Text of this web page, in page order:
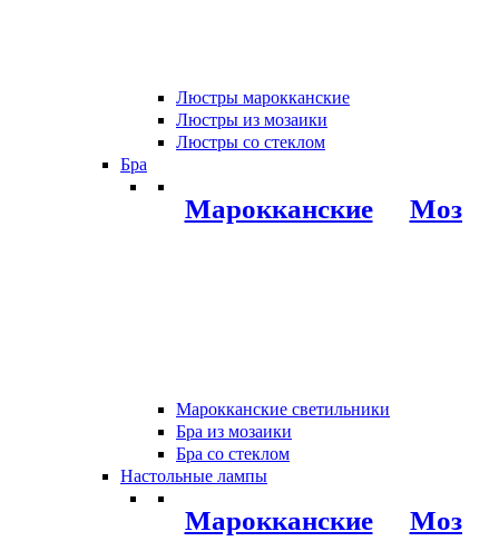
Люстры марокканские
Люстры из мозаики
Люстры со стеклом
Бра
Марокканские
Марокканские светильники
Бра из мозаики
Бра со стеклом
Настольные лампы
Марокканские